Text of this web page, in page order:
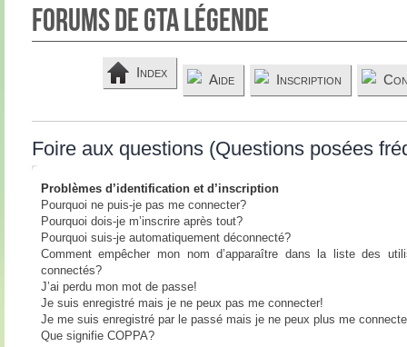
Forums de GTA Légende
Index Aide Inscription
Foire aux questions (Questions posées
Problèmes d’identification et d’inscription
Pourquoi ne puis-je pas me connecter?
Pourquoi dois-je m’inscrire après tout?
Pourquoi suis-je automatiquement déconnecté?
Comment empêcher mon nom d’apparaître dans la liste des
connectés?
J’ai perdu mon mot de passe!
Je suis enregistré mais je ne peux pas me connecter!
Je me suis enregistré par le passé mais je ne peux plus me
Que signifie COPPA?